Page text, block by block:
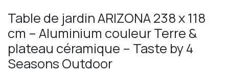
Table de jardin ARIZONA 238 x 118
cm – Aluminium couleur Terre &
plateau céramique – Taste by 4
Seasons Outdoor